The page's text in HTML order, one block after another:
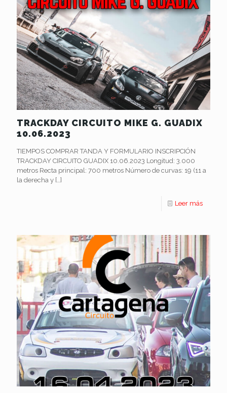
TRACKDAY CIRCUITO MIKE G. GUADIX
10.06.2023
TIEMPOS COMPRAR TANDA Y FORMULARIO INSCRIPCIÓN
TRACKDAY CIRCUITO GUADIX 10.06.2023 Longitud: 3.000
metros Recta principal: 700 metros Número de curvas: 19 (11 a
la derecha y […]
Leer más